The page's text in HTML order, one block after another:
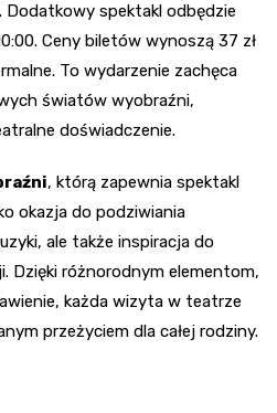
Dodatkowy spektakl odbędzie
Ceny biletów wynoszą 37 zł
To wydarzenie zachęca
światów wyobraźni,
doświadczenie.
, którą zapewnia spektakl
okazja do podziwiania
ale także inspiracja do
Dzięki różnorodnym elementom,
każda wizyta w teatrze
przeżyciem dla całej rodziny.